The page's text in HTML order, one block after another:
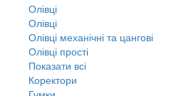
Олівці
Олівці
Олівці механічні та цангові
Олівці прості
Показати всі
Коректори